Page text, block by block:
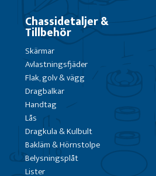
Chassidetaljer &
Tillbehör
Skärmar
Avlastningsfjäder
Flak, golv & vägg
Dragbalkar
Handtag
Lås
Dragkula & Kulbult
Bakläm & Hörnstolpe
Belysningsplåt
Lister